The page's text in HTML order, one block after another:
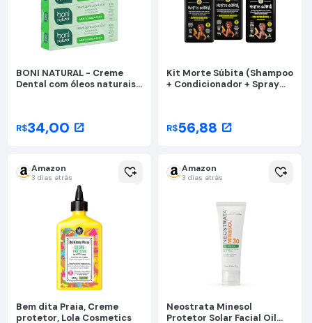
BONI NATURAL - Creme
Dental com óleos naturais
unidades Leve Mais Pague
R$34,00 open_in_new
Kit Morte Súbita (Shampoo
+ Condicionador + Spray
R$56,88 open_in_new
Amazon
3 dias atrás heart_plus
Bem dita Praia, Creme
protetor, Lola Cosmetics
Amazon
3 dias atrás heart_plus
Neostrata Minesol
Protetor Solar Facial Oil